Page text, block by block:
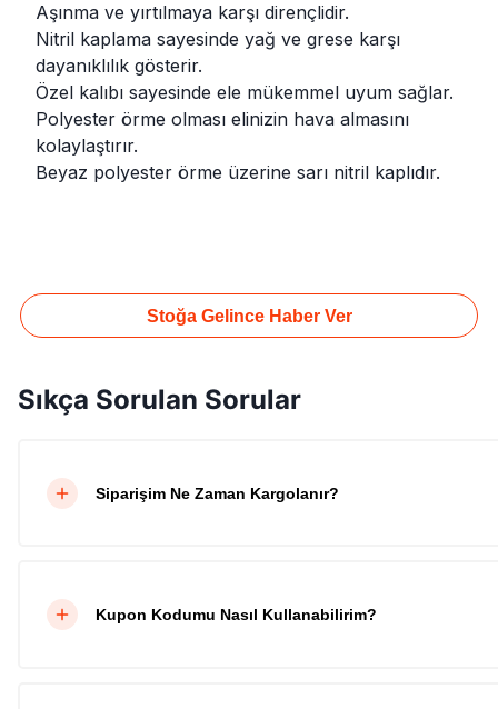
Aşınma ve yırtılmaya karşı dirençlidir.
Nitril kaplama sayesinde yağ ve grese karşı
dayanıklılık gösterir.
Özel kalıbı sayesinde ele mükemmel uyum sağlar.
Polyester örme olması elinizin hava almasını
kolaylaştırır.
Beyaz polyester örme üzerine sarı nitril kaplıdır.
Stoğa Gelince Haber Ver
Sıkça Sorulan Sorular
Siparişim Ne Zaman Kargolanır?
Kupon Kodumu Nasıl Kullanabilirim?